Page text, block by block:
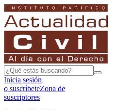
Inicia sesión
o suscríbeteZona de
suscriptores